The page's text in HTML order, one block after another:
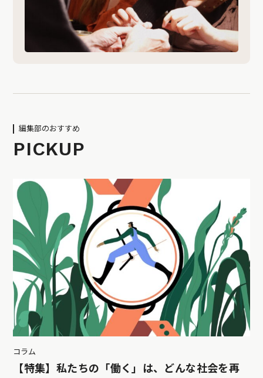
編集部のおすすめ
PICKUP
コラム
【特集】私たちの「働く」は、どんな社会を再